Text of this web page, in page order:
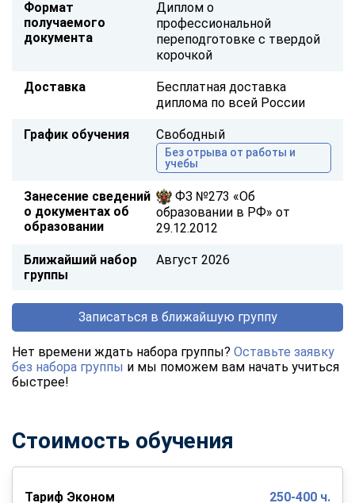
Формат
получаемого
документа
Диплом о
профессиональной
переподготовке с твердой
корочкой
Доставка
Бесплатная доставка
диплома по всей России
График обучения Свободный
Без отрыва от работы и
учебы
Занесение сведений
о документах об
образовании
ФЗ №273 «Об
образовании в РФ» от
29.12.2012
Ближайший набор
группы
Август 2026
Записаться в ближайшую группу
Нет времени ждать набора группы? Оставьте заявку
без набора группы и мы поможем вам начать учиться
быстрее!
Стоимость обучения
Тариф Эконом 250-400 ч.